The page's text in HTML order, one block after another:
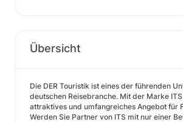
Übersicht
Die DER Touristik ist eines der führenden
deutschen Reisebranche. Mit der Marke
attraktives und umfangreiches Angebot für
Werden Sie Partner von ITS mit nur einer